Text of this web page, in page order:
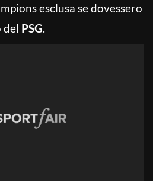
esclusa se dovessero
del PSG.